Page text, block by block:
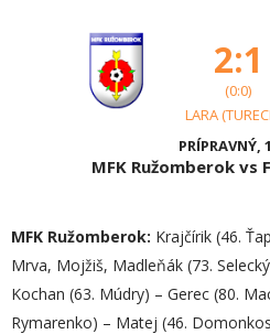
2:1
(0:0)
LARA
PRÍPRAVNÝ,
MFK Ružomberok vs
MFK Ružomberok: Krajčírik (46.
Mrva, Mojžiš, Madleňák (73.
Kochan (63. Múdry) – Gerec (80.
Rymarenko) – Matej (46.